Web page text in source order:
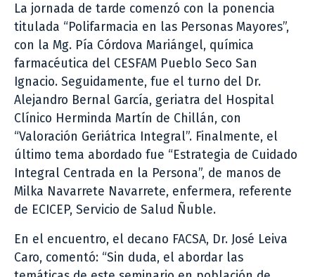
La jornada de tarde comenzó con la ponencia
titulada “Polifarmacia en las Personas Mayores”,
con la Mg. Pía Córdova Mariángel, química
farmacéutica del CESFAM Pueblo Seco San
Ignacio. Seguidamente, fue el turno del Dr.
Alejandro Bernal García, geriatra del Hospital
Clínico Herminda Martín de Chillán, con
“Valoración Geriátrica Integral”. Finalmente, el
último tema abordado fue “Estrategia de Cuidado
Integral Centrada en la Persona”, de manos de
Milka Navarrete Navarrete, enfermera, referente
de ECICEP, Servicio de Salud Ñuble.
En el encuentro, el decano FACSA, Dr. José Leiva
Caro, comentó: “Sin duda, el abordar las